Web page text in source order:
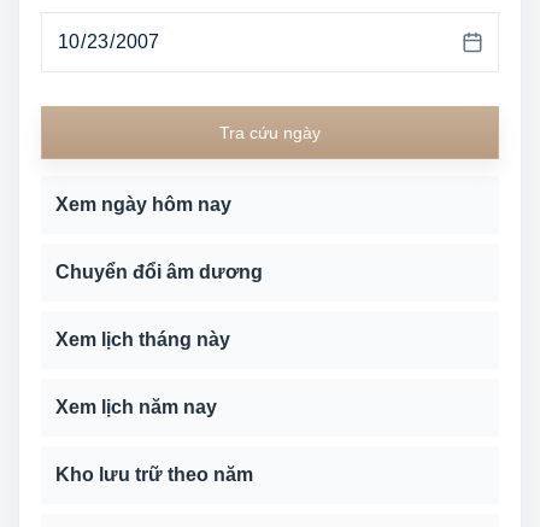
Tra cứu ngày
Xem ngày hôm nay
Chuyển đổi âm dương
Xem lịch tháng này
Xem lịch năm nay
Kho lưu trữ theo năm